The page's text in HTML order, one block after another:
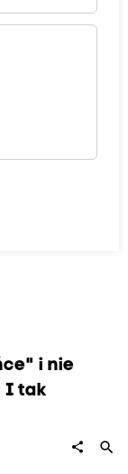
i nie
I tak
share search